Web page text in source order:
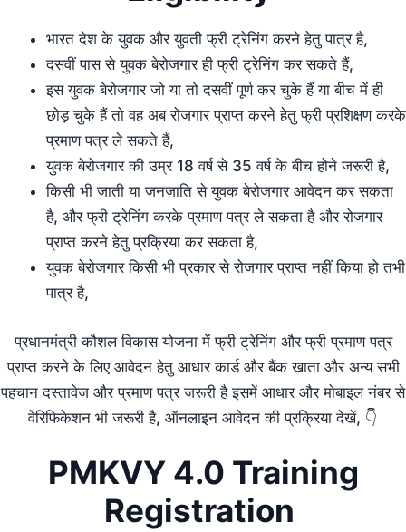
भारत देश के युवक और युवती फ्री ट्रेनिंग करने हेतु पात्र है,
दसवीं पास से युवक बेरोजगार ही फ्री ट्रेनिंग कर सकते हैं,
इस युवक बेरोजगार जो या तो दसवीं पूर्ण कर चुके हैं या बीच में ही
छोड़ चुके हैं तो वह अब रोजगार प्राप्त करने हेतु फ्री प्रशिक्षण करके
प्रमाण पत्र ले सकते हैं,
युवक बेरोजगार की उम्र 18 वर्ष से 35 वर्ष के बीच होने जरूरी है,
किसी भी जाती या जनजाति से युवक बेरोजगार आवेदन कर सकता
है, और फ्री ट्रेनिंग करके प्रमाण पत्र ले सकता है और रोजगार
प्राप्त करने हेतु प्रक्रिया कर सकता है,
युवक बेरोजगार किसी भी प्रकार से रोजगार प्राप्त नहीं किया हो तभी
पात्र है,
प्रधानमंत्री कौशल विकास योजना में फ्री ट्रेनिंग और फ्री प्रमाण पत्र
प्राप्त करने के लिए आवेदन हेतु आधार कार्ड और बैंक खाता और अन्य सभी
पहचान दस्तावेज और प्रमाण पत्र जरूरी है इसमें आधार और मोबाइल नंबर से
वेरिफिकेशन भी जरूरी है, ऑनलाइन आवेदन की प्रक्रिया देखें, 👇
PMKVY 4.0 Training
Registration